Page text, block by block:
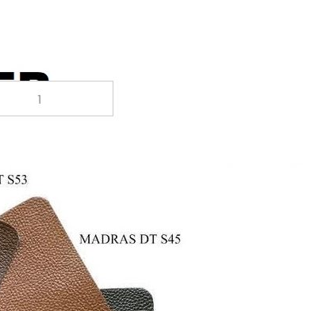
AUF DEN MERKZETTEL